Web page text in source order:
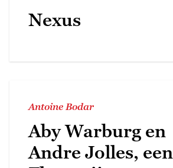
Nexus
Antoine Bodar
Aby Warburg en
Andre Jolles, een